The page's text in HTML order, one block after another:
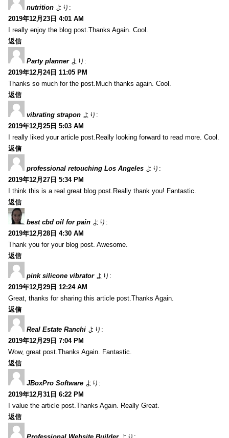
nutrition より:
2019年12月23日 4:01 AM
I really enjoy the blog post.Thanks Again. Cool.
返信
Party planner より:
2019年12月24日 11:05 PM
Thanks so much for the post.Much thanks again. Cool.
返信
vibrating strapon より:
2019年12月25日 5:03 AM
I really liked your article post.Really looking forward to read more. Cool.
返信
professional retouching Los Angeles より:
2019年12月27日 5:34 PM
I think this is a real great blog post.Really thank you! Fantastic.
返信
best cbd oil for pain より:
2019年12月28日 4:30 AM
Thank you for your blog post. Awesome.
返信
pink silicone vibrator より:
2019年12月29日 12:24 AM
Great, thanks for sharing this article post.Thanks Again.
返信
Real Estate Ranchi より:
2019年12月29日 7:04 PM
Wow, great post.Thanks Again. Fantastic.
返信
JBoxPro Software より:
2019年12月31日 6:22 PM
I value the article post.Thanks Again. Really Great.
返信
Professional Website Builder より: